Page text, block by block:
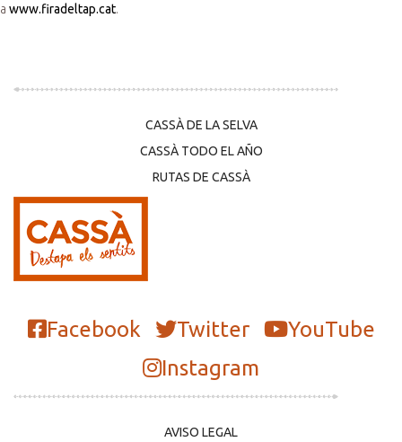
a www.firadeltap.cat.
CASSÀ DE LA SELVA
CASSÀ TODO EL AÑO
RUTAS DE CASSÀ
Facebook Twitter
YouTube
Instagram
AVISO LEGAL